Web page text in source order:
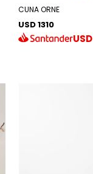
CUNA ORNE
USD 1310
USD